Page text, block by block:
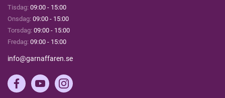
Tisdag: 09:00 - 15:00
Onsdag: 09:00 - 15:00
Torsdag: 09:00 - 15:00
Fredag: 09:00 - 15:00
info@garnaffaren.se